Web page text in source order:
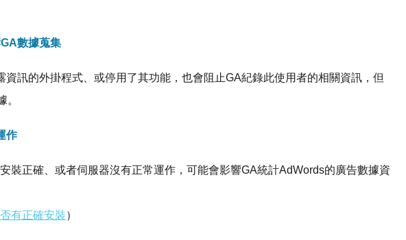
數據蒐集
資訊的外掛程式、或停用了其功能，也會阻止GA紀錄此使用者的相關資訊，但
。
作
裝正確、或者伺服器沒有正常運作，可能會影響GA統計AdWords的廣告數據資
有正確安裝）